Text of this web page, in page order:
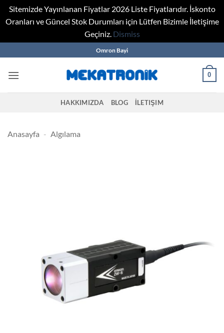
Sitemizde Yayınlanan Fiyatlar 2026 Liste Fiyatlarıdır. İskonto
Oranları ve Güncel Stok Durumları için Lütfen Bizimle İletişime
Geçiniz. Dismiss
to
content
Omron Bayi
0
HAKKIMIZDA BLOG İLETIŞIM
Anasayfa - Algılama